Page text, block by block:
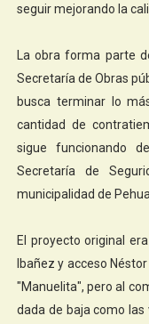
seguir mejorando la
La obra forma parte
Secretaría de Obras
busca terminar lo
cantidad de
sigue funcionando
Secretaría de
municipalidad de
El proyecto original
Ibañez y acceso
"Manuelita", pero al
dada de baja como las